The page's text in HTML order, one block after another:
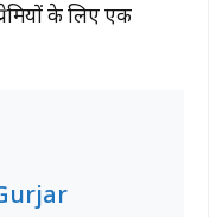
के लिए एक